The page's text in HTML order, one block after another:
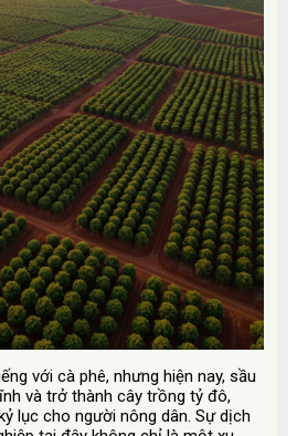
với cà phê, nhưng hiện nay, sầu
và trở thành cây trồng tỷ đô,
lục cho người nông dân. Sự dịch